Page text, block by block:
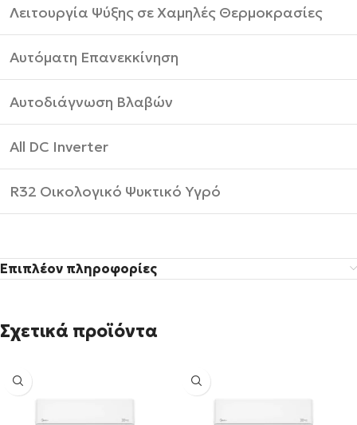
Λειτουργία Ψύξης σε Χαμηλές Θερμοκρασίες
Αυτόματη Επανεκκίνηση
Αυτοδιάγνωση Βλαβών
All DC Inverter
R32 Οικολογικό Ψυκτικό Υγρό
Επιπλέον πληροφορίες
Σχετικά προϊόντα